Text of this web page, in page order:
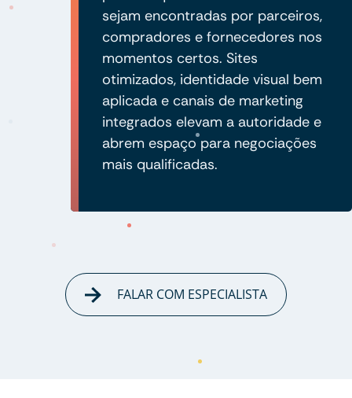
sejam encontradas por parceiros,
compradores e fornecedores nos
momentos certos. Sites
otimizados, identidade visual bem
aplicada e canais de marketing
integrados elevam a autoridade e
abrem espaço para negociações
mais qualificadas.
FALAR COM ESPECIALISTA